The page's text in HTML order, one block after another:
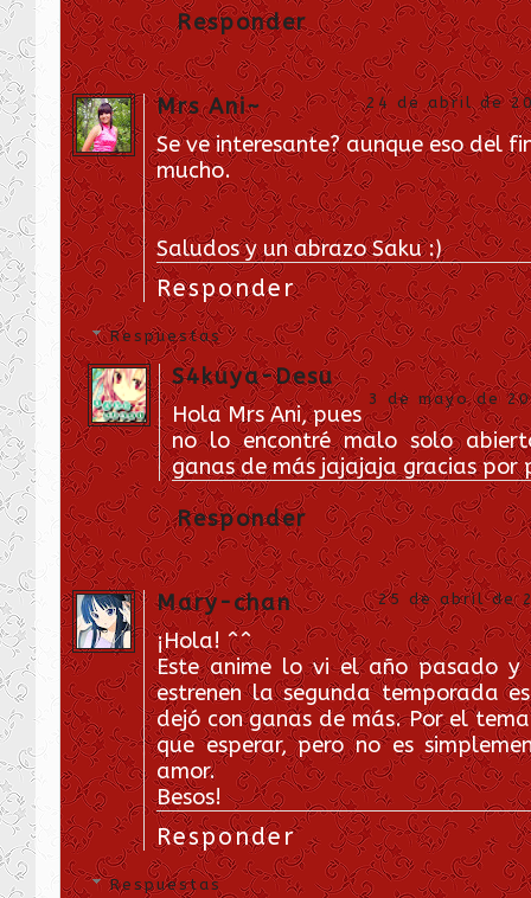
Responder
Mrs Ani~ 24 de abril de
Se ve interesante? aunque eso del
mucho.
Saludos y un abrazo Saku :)
Responder
Respuestas
S4kuya-Desu
3 de mayo de
Hola Mrs Ani, pues
no lo encontré malo solo
ganas de más jajajaja gracias por
Responder
Mary-chan 25 de abril de
¡Hola! ^^
Este anime lo vi el año pasado y
estrenen la segunda temporada
dejó con ganas de más. Por el
que esperar, pero no es
amor.
Besos!
Responder
Respuestas